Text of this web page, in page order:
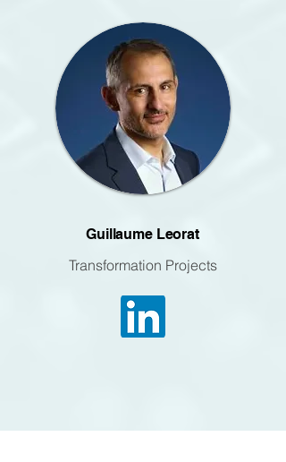
Guillaume Leorat
Transformation Projects